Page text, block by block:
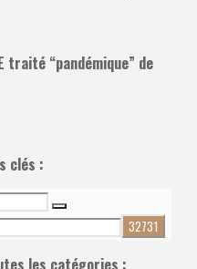
traité “pandémique” de
clés :
Recherche